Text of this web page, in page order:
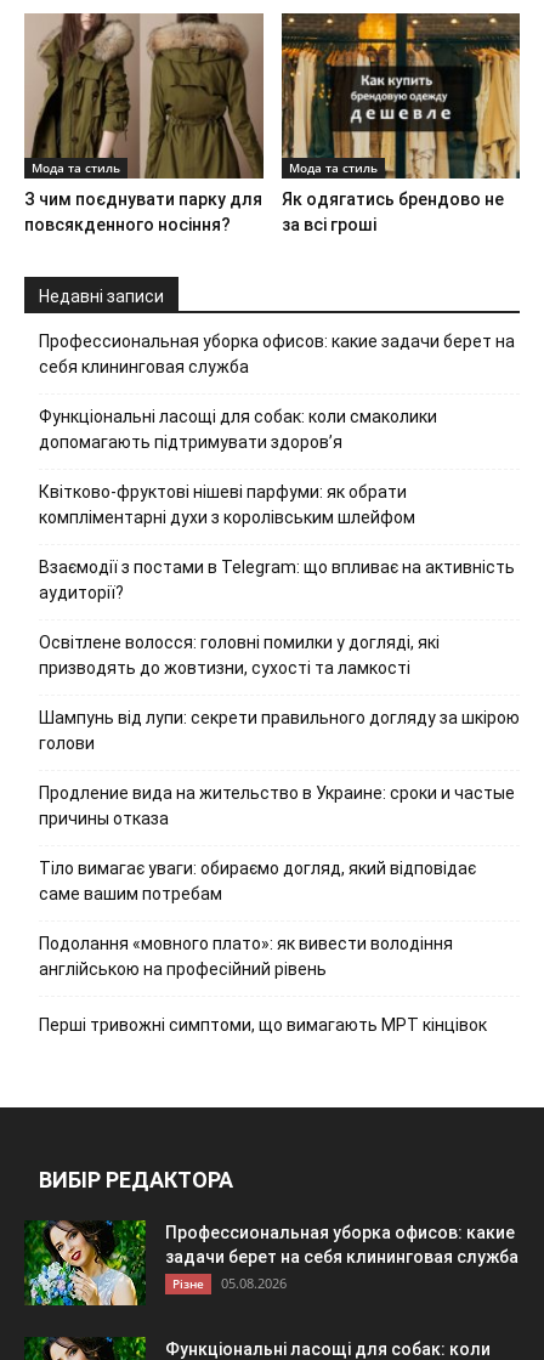
Мода та стиль
З чим поєднувати парку для
повсякденного носіння?
Мода та стиль
Як одягатись брендово не
за всі гроші
Недавні записи
Профессиональная уборка офисов: какие задачи берет на
себя клининговая служба
Функціональні ласощі для собак: коли смаколики
допомагають підтримувати здоров’я
Квітково-фруктові нішеві парфуми: як обрати
компліментарні духи з королівським шлейфом
Взаємодії з постами в Telegram: що впливає на активність
аудиторії?
Освітлене волосся: головні помилки у догляді, які
призводять до жовтизни, сухості та ламкості
Шампунь від лупи: секрети правильного догляду за шкірою
голови
Продление вида на жительство в Украине: сроки и частые
причины отказа
Тіло вимагає уваги: обираємо догляд, який відповідає
саме вашим потребам
Подолання «мовного плато»: як вивести володіння
англійською на професійний рівень
Перші тривожні симптоми, що вимагають МРТ кінцівок
ВИБІР РЕДАКТОРА
Профессиональная уборка офисов: какие
задачи берет на себя клининговая служба
Різне 05.08.2026
Функціональні ласощі для собак: коли